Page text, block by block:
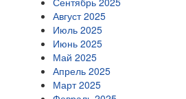
Август 2025
Июль 2025
Июнь 2025
Май 2025
Апрель 2025
Март 2025